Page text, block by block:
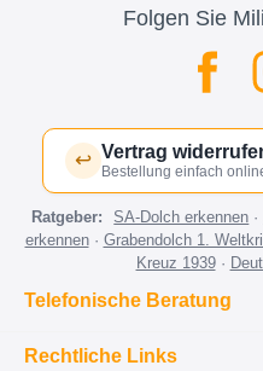
Folgen Sie
↩ Vertrag
Bestellung einfach
Ratgeber: SA-Dolch erkennen ·
erkennen· Grabendolch 1.
Kreuz 1939·
Telefonische Beratung
Rechtliche Links